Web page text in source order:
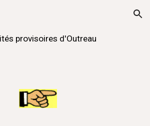
Skip to navigation
provisoires d'Outreau